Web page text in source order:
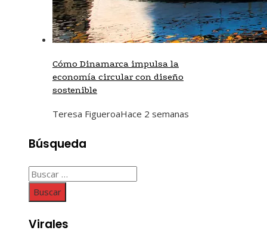
Cómo Dinamarca impulsa la
economía circular con diseño
sostenible
Teresa FigueroaHace 2 semanas
Búsqueda
Buscar:
Virales